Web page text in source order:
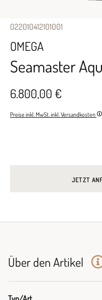
O22010412101001
OMEGA
Seamaster
6.800,00 €
Preise inkl. MwSt. inkl. Versandkosten
JETZT
Über den Artikel